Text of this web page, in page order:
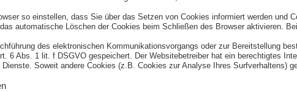
so einstellen, dass Sie über das Setzen von Cookies informiert werden und
automatische Löschen der Cookies beim Schließen des Browser aktivieren.
des elektronischen Kommunikationsvorgangs oder zur Bereitstellung
6 Abs. 1 lit. f DSGVO gespeichert. Der Websitebetreiber hat ein berechtigtes
Dienste. Soweit andere Cookies (z.B. Cookies zur Analyse Ihres Surfverhaltens)